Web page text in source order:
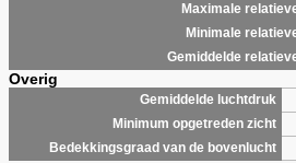
Maximale
Minimale
Gemiddelde
Overig
Gemiddelde luchtdruk
Minimum opgetreden zicht
Bedekkingsgraad van de bovenlucht